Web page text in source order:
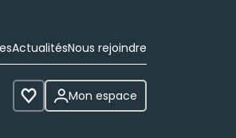
ActualitésNous rejoindre
Voir les favoris
Mon espace